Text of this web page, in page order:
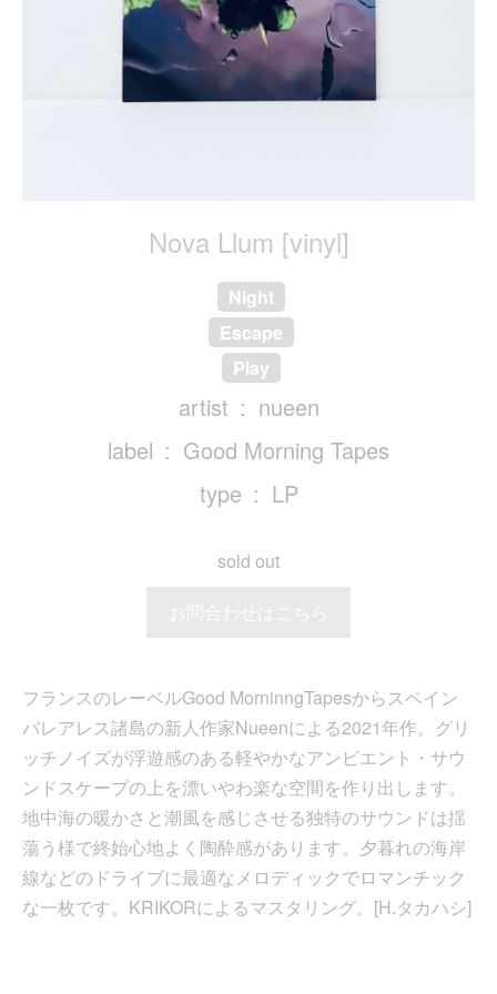
Nova Llum [vinyl]
Night
Escape
Play
artist
nueen
label
Good Morning Tapes
type
LP
sold out
お問合わせはこちら
フランスのレーベルGood MorninngTapesからスペイン
バレアレス諸島の新人作家Nueenによる2021年作。グリ
ッチノイズが浮遊感のある軽やかなアンビエント・サウ
ンドスケープの上を漂いやわ楽な空間を作り出します。
地中海の暖かさと潮風を感じさせる独特のサウンドは揺
蕩う様で終始心地よく陶酔感があります。夕暮れの海岸
線などのドライブに最適なメロディックでロマンチック
な一枚です。KRIKORによるマスタリング。[H.タカハシ]